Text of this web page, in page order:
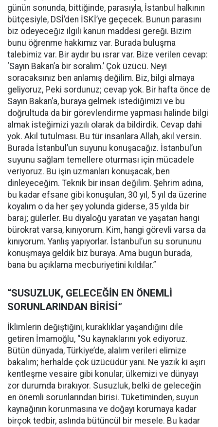
günün sonunda, bittiğinde, parasıyla, İstanbul halkının
bütçesiyle, DSİ’den İSKİ’ye geçecek. Bunun parasını
biz ödeyeceğiz ilgili kanun maddesi gereği. Bizim
bunu öğrenme hakkımız var. Burada buluşma
talebimiz var. Bir aydır bu ısrar var. Bize verilen cevap:
‘Sayın Bakan’a bir soralım.’ Çok üzücü. Neyi
soracaksınız ben anlamış değilim. Biz, bilgi almaya
geliyoruz, Peki sordunuz; cevap yok. Bir hafta önce de
Sayın Bakan’a, buraya gelmek istediğimizi ve bu
doğrultuda da bir görevlendirme yapması halinde bilgi
almak isteğimizi yazılı olarak da bildirdik. Cevap dahi
yok. Akıl tutulması. Bu tür insanlara Allah, akıl versin.
Burada İstanbul’un suyunu konuşacağız. İstanbul’un
suyunu sağlam temellere oturması için mücadele
veriyoruz. Bu işin uzmanları konuşacak, ben
dinleyeceğim. Teknik bir insan değilim. Şehrim adına,
bu kadar efsane gibi konuşulan, 30 yıl, 5 yıl da üzerine
koyalım o da her şey yolunda giderse, 35 yılda bir
baraj; gülerler. Bu diyaloğu yaratan ve yaşatan hangi
bürokrat varsa, kınıyorum. Kim, hangi görevli varsa da
kınıyorum. Yanlış yapıyorlar. İstanbul’un su sorununu
konuşmaya geldik biz buraya. Ama bugün burada,
bana bu açıklama mecburiyetini kıldılar.”
“SUSUZLUK, GELECEĞİN EN ÖNEMLİ
SORUNLARINDAN BİRİSİ”
İklimlerin değiştiğini, kuraklıklar yaşandığını dile
getiren İmamoğlu, “Su kaynaklarını yok ediyoruz.
Bütün dünyada, Türkiye’de, alalım verileri elimize
bakalım; herhalde çok üzücüdür yani. Ne yazık ki aşırı
kentleşme vesaire gibi konular, ülkemizi ve dünyayı
zor durumda bırakıyor. Susuzluk, belki de geleceğin
en önemli sorunlarından birisi. Tüketiminden, suyun
kaynağının korunmasına ve doğayı korumaya kadar
birçok tedbir, aslında bütüncül bir mesele. Bu kadar